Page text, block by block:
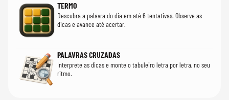
TERMO
Descubra a palavra do dia em até 6 tentativas. Observe as
dicas e avance até acertar.
PALAVRAS CRUZADAS
Interprete as dicas e monte o tabuleiro letra por letra, no seu
ritmo.